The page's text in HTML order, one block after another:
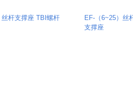
杆支撑座 TBI螺杆
EF-（6~25）丝
支撑座